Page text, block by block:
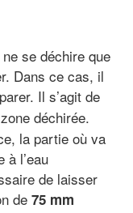
se déchire que
Dans ce cas, il
Il s’agit de
déchirée.
la partie où va
à l’eau
de laisser
de 75 mm